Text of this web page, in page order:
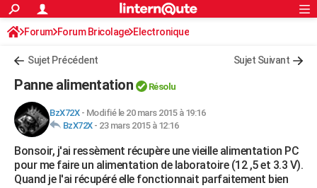
ACTUALITÉS
Politique
Société
Faits Divers
Education
Monde
Villes
+
FINANCE
Retraite
Impôts
Epargne
Immobilier
Risques naturels par ville
Banque
Assurance
Crédit
AUTO
Essais
Réserver un essai
Citadines
Berlines
SUV
Forum auto
+HIGH-TECH
Mobiles
Meilleur smartphone
Internet
Ordinateurs
Jeux vidéo
Guide high-tech
+
S'inscrire
Connexion
Forum Forum Bricolage Electronique
Sujet Précédent Sujet Suivant
Panne alimentation Résolu
BzX72X- Modifié le 20 mars 2015 à 19:16
BzX72X- 23 mars 2015 à 12:16
Bonsoir, j'ai ressèment récupère une vieille alimentation PC
pour me faire un alimentation de laboratoire (12 ,5 et 3.3 V).
Quand je l'ai récupéré elle fonctionnait parfaitement bien